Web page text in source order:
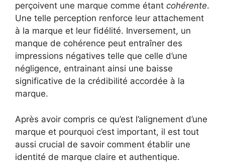
perçoivent une marque comme étant cohérente.
Une telle perception renforce leur attachement
à la marque et leur fidélité. Inversement, un
manque de cohérence peut entraîner des
impressions négatives telle que celle d’une
négligence, entrainant ainsi une baisse
significative de la crédibilité accordée à la
marque.
Après avoir compris ce qu’est l’alignement d’une
marque et pourquoi c’est important, il est tout
aussi crucial de savoir comment établir une
identité de marque claire et authentique.